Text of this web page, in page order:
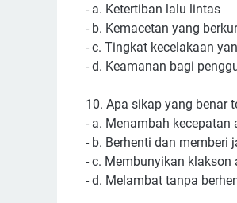
- a. Ketertiban lalu lintas
- b. Kemacetan yang
- c. Tingkat kecelakaan
- d. Keamanan bagi
10. Apa sikap yang benar
- a. Menambah kecepatan
- b. Berhenti dan memberi
- c. Membunyikan klakson
- d. Melambat tanpa